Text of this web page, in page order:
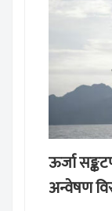
ऊर्जा
अन्वेषण